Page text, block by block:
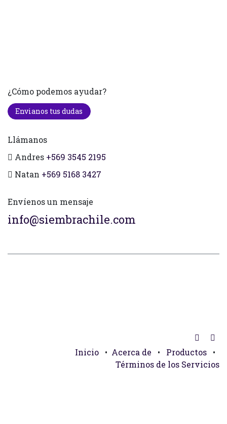
¿Cómo podemos ayudar?
Envianos tus dudas
Llámanos
Andres +569 3545 2195
Natan +569 5168 3427
Envíenos un mensaje
info@siembrachile.com
Inicio • Acerca de • Productos
•
Términos de los Servicios